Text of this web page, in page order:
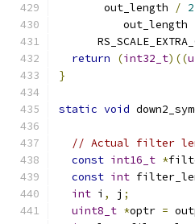
       out_length
/ 2
          out_length
return
(int32_t)((
}
static void
// Actual filter
const int16_t *
const int
int i , j ;
uint8_t *optr =